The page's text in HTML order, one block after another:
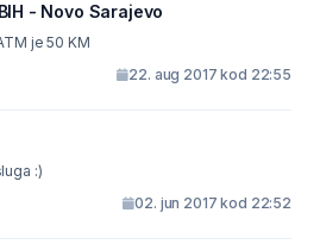
- Novo Sarajevo
je 50 KM
22. aug 2017 kod 22:55
:)
02. jun 2017 kod 22:52